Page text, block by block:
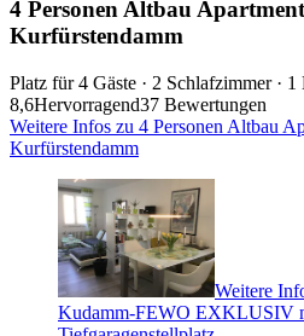
4 Personen Altbau
Kurfürstendamm
Platz für 4 Gäste · 2 Schlafzimmer ·
8,6Hervorragend37 Bewertungen
Weitere Infos zu 4 Personen Altbau
Kurfürstendamm
Weitere
Kudamm-FEWO EXKLUSIV